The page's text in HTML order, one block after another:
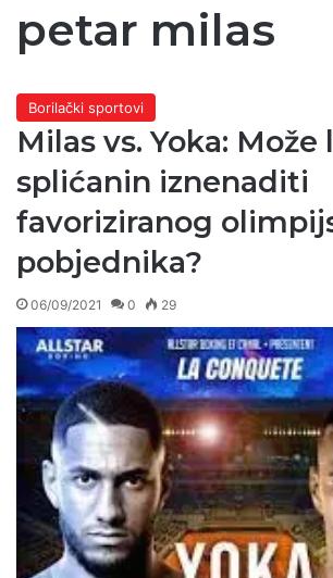
petar milas
Borilački sportovi
Milas vs. Yoka: Može
splićanin iznenaditi
favoriziranog
pobjednika?
06/09/2021 0 29